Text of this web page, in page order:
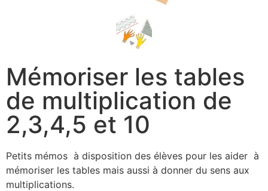
Mémoriser les tables
de multiplication de
2,3,4,5 et 10
Petits mémos à disposition des élèves pour les aider à
mémoriser les tables mais aussi à donner du sens aux
multiplications.